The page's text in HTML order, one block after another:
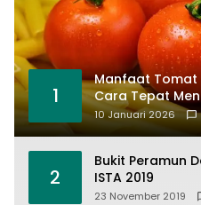
1
Manfaat Tomat
Cara Tepat
10 Januari 2026
2
Bukit Peramun
ISTA 2019
23 November 2019